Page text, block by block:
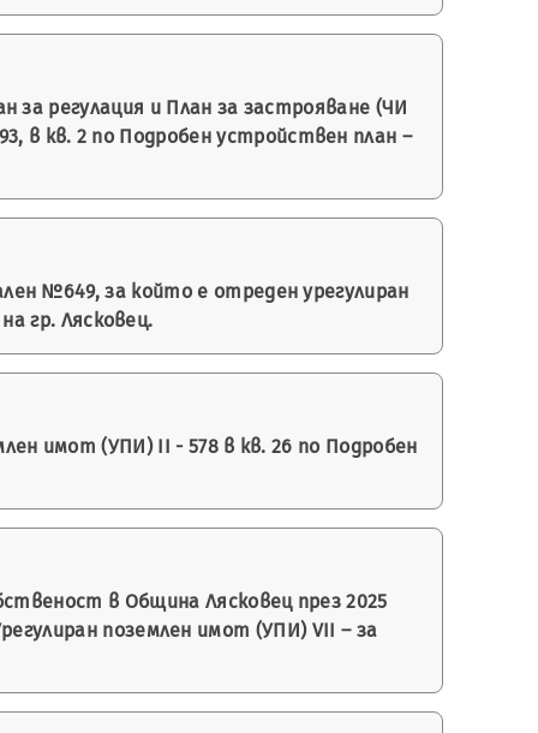
за регулация и План за застрояване (ЧИ
в кв. 2 по Подробен устройствен план –
№649, за който е отреден урегулиран
гр. Лясковец.
имот (УПИ) II - 578 в кв. 26 по Подробен
в Община Лясковец през 2025
поземлен имот (УПИ) VII – за